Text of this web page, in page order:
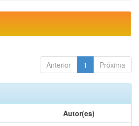
Anterior 1 Próxima
Autor(es)